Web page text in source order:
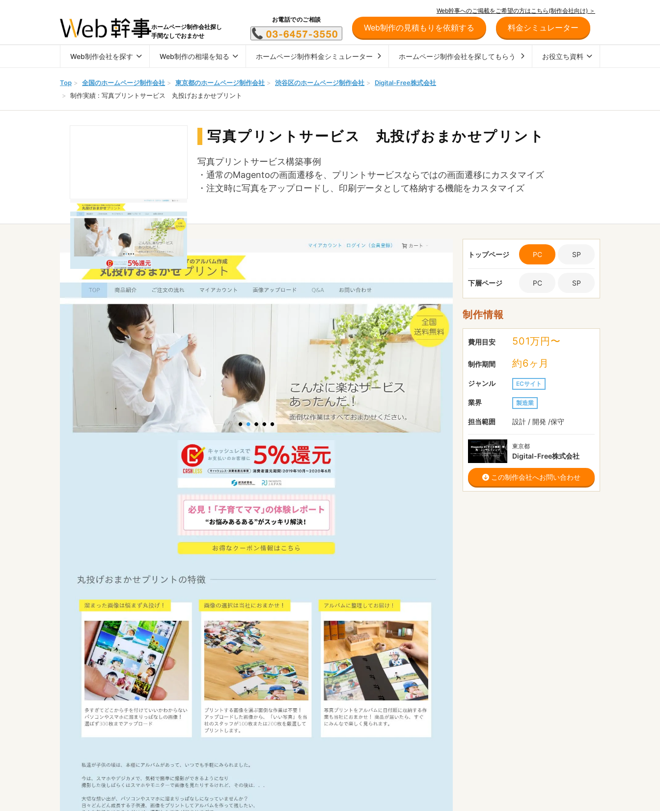
ホームページ制作会社探し
手間なしでおまかせ
Web幹事へのご掲載をご希望の方はこちら(制作会社向け) ＞
お電話でのご相談
Web制作の見積もりを依頼する 料金シミュレーター
Web制作会社を探す Web制作の相場を知る ホームページ制作料金シミュレーター ホームページ制作会社を探してもらう お役立ち資料
Top > 全国のホームページ制作会社 > 東京都のホームページ制作会社 > 渋谷区のホームページ制作会社 >
Digital-Free株式会社
>
制作実績 : 写真プリントサービス 丸投げおまかせプリント
写真プリントサービス 丸投げおまかせプリント
写真プリントサービス構築事例
・通常のMagentoの画面遷移を、プリントサービスならではの画面遷移にカスタマイズ
・注文時に写真をアップロードし、印刷データとして格納する機能をカスタマイズ
トップページ PC SP
下層ページ PC SP
制作情報
費用目安 501万円〜
制作期間 約6ヶ月
ジャンル ECサイト
業界 製造業
担当範囲 設計 / 開発 /保守
東京都
Digital-Free株式会社
この制作会社へお問い合わせ